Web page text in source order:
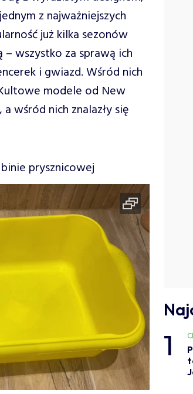
z najważniejszych
już kilka sezonów
– wszystko za sprawą ich
i gwiazd. Wśród nich
modele od New
wśród nich znalazły się
prysznicowej
1